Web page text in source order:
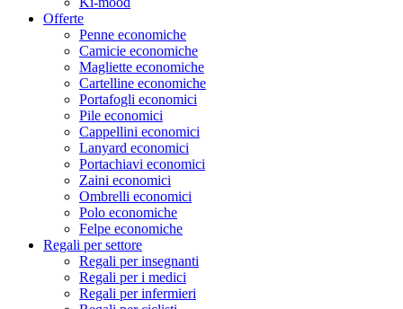
Offerte
Penne economiche
Camicie economiche
Magliette economiche
Cartelline economiche
Portafogli economici
Pile economici
Cappellini economici
Lanyard economici
Portachiavi economici
Zaini economici
Ombrelli economici
Polo economiche
Felpe economiche
Regali per settore
Regali per insegnanti
Regali per i medici
Regali per infermieri